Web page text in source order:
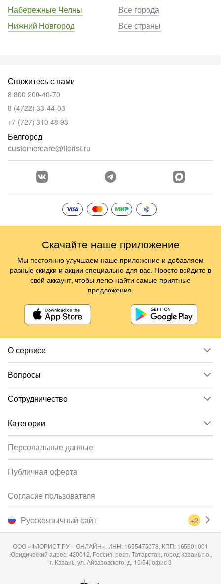
Набережные Челны
Нижний Новгород
Все города
Все страны
О сервисе
Вопросы
Сотрудничество
Категории
Свяжитесь с нами
8 800 200-40-70
8 (4722) 33-44-03
+7 (727) 310 48 93
Белгород
customercare@florist.ru
Русскоязычный сайт +2
Персональные данные
Публичная оферта
Согласие пользователя
ООО «ФЛОРИСТ.РУ – ОНЛАЙН», ИНН: 1655475078, КПП: 165501001
Юридический адрес: 420012, Россия, респ. Татарстан, город Казань г.о.,
г. Казань, ул. Айвазовского, д. 10/54, офис 3
Скачайте наше приложение
Мы постоянно улучшаем наше приложение и добавляем
разные скидки и акции специально для вас. Просто войдите в
свой аккаунт, чтобы легко найти самые приятные
предложения.